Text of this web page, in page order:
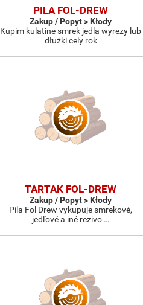
PILA FOL-DREW
Zakup / Popyt > Kłody
Kupim kulatine smrek jedla wyrezy lub
dłużki cely rok
TARTAK FOL-DREW
Zakup / Popyt > Kłody
Píla Fol Drew vykupuje smrekové,
jedľové a iné rezivo …